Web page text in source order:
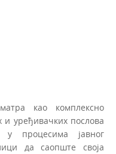
као комплексно
и уређивачких послова
у процесима јавног
да саопште своја